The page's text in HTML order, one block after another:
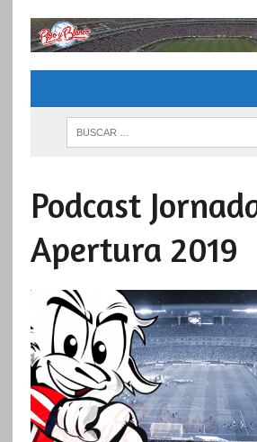
Podcast
Apertura 2019